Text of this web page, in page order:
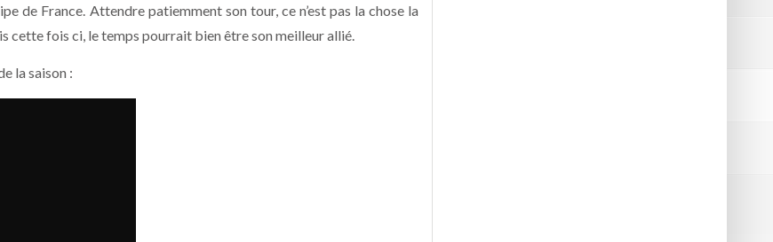
de France. Attendre patiemment son tour, ce n’est pas la chose la
cette fois ci, le temps pourrait bien être son meilleur allié.
la saison :